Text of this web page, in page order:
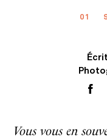
01
Vous vous en